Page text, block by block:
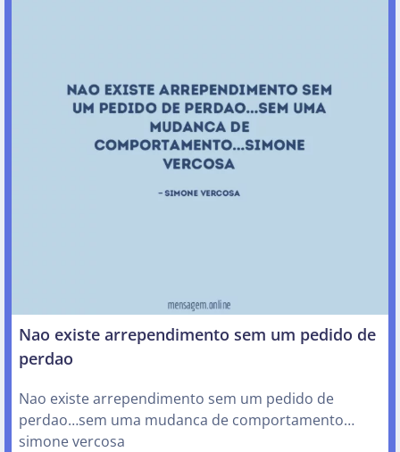
Nao existe arrependimento sem um pedido de
perdao
Nao existe arrependimento sem um pedido de
perdao…sem uma mudanca de comportamento…
simone vercosa